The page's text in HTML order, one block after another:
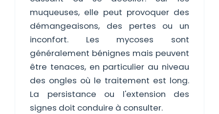
muqueuses, elle peut provoquer des
démangeaisons, des pertes ou un
inconfort. Les mycoses sont
généralement bénignes mais peuvent
être tenaces, en particulier au niveau
des ongles où le traitement est long.
La persistance ou l'extension des
signes doit conduire à consulter.